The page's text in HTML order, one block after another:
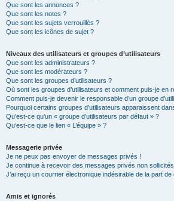
Que sont les annonces ?
Que sont les notes ?
Que sont les sujets verrouillés ?
Que sont les icônes de sujet ?
Niveaux des utilisateurs et groupes d’utilisateurs
Que sont les administrateurs ?
Que sont les modérateurs ?
Que sont les groupes d’utilisateurs ?
Où sont les groupes d’utilisateurs et comment puis-je en
Comment puis-je devenir le responsable d’un groupe
Pourquoi certains groupes d’utilisateurs apparaissent
Qu’est-ce qu’un « groupe d’utilisateurs par défaut » ?
Qu’est-ce que le lien « L’équipe » ?
Messagerie privée
Je ne peux pas envoyer de messages privés !
Je continue à recevoir des messages privés non
J’ai reçu un courrier électronique indésirable de la part de
Amis et ignorés